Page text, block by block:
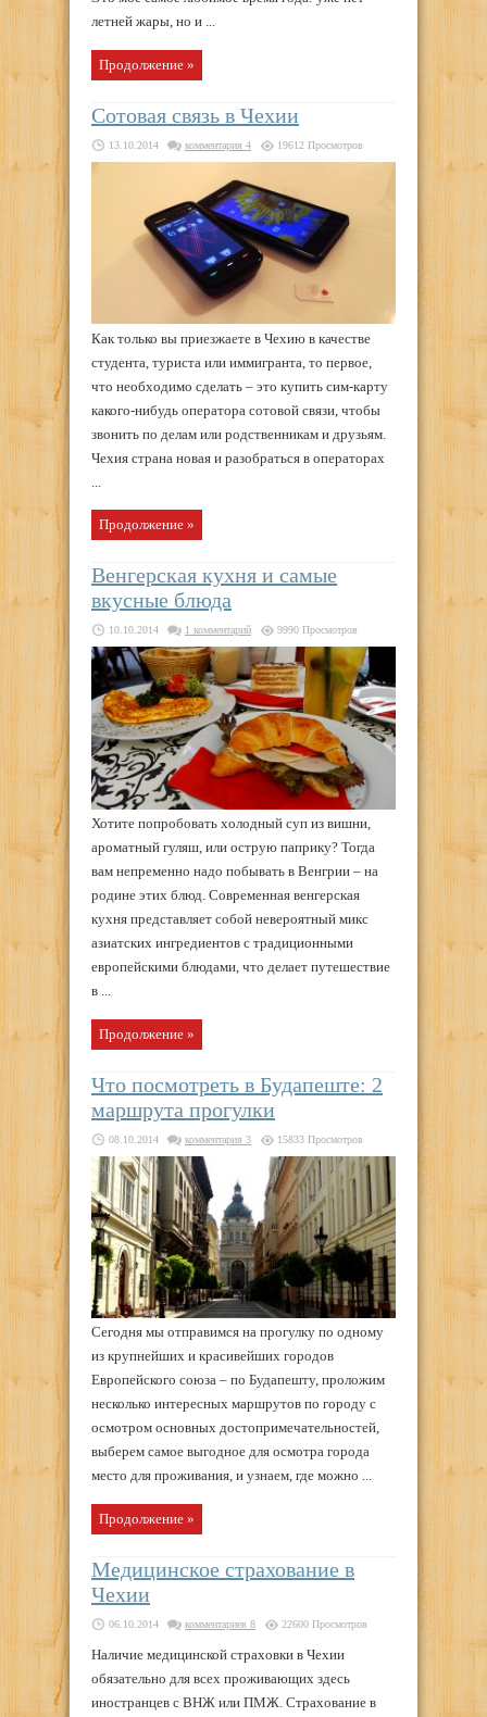
летней жары, но и ...
Продолжение »
Сотовая связь в Чехии
13.10.2014 комментария 4 19612 Просмотров
Как только вы приезжаете в Чехию в качестве
студента, туриста или иммигранта, то первое,
что необходимо сделать – это купить сим-карту
какого-нибудь оператора сотовой связи, чтобы
звонить по делам или родственникам и друзьям.
Чехия страна новая и разобраться в операторах
Продолжение »
Венгерская кухня и самые
вкусные блюда
10.10.2014 1 комментарий 9990 Просмотров
Хотите попробовать холодный суп из вишни,
ароматный гуляш, или острую паприку? Тогда
вам непременно надо побывать в Венгрии – на
родине этих блюд. Современная венгерская
кухня представляет собой невероятный микс
азиатских ингредиентов с традиционными
европейскими блюдами, что делает путешествие
в ...
Продолжение »
Что посмотреть в Будапеште: 2
маршрута прогулки
08.10.2014 комментария 3 15833 Просмотров
Сегодня мы отправимся на прогулку по одному
из крупнейших и красивейших городов
Европейского союза – по Будапешту, проложим
несколько интересных маршрутов по городу с
осмотром основных достопримечательностей,
выберем самое выгодное для осмотра города
место для проживания, и узнаем, где можно ...
Продолжение »
Медицинское страхование в
Чехии
06.10.2014 комментариев 8 22600 Просмотров
Наличие медицинской страховки в Чехии
обязательно для всех проживающих здесь
иностранцев с ВНЖ или ПМЖ. Страхование в